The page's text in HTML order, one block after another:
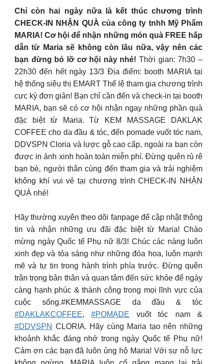
Chỉ còn hai ngày nữa là kết thúc chương trình
CHECK-IN NHẬN QUÀ của công ty tnhh Mỹ Phẩm
MARIA! Cơ hội để nhận những món quà FREE hấp
dẫn từ Maria sẽ không còn lâu nữa, vậy nên các
bạn đừng bỏ lỡ cơ hội này nhé! Thời gian: 7h30 –
22h30 đến hết ngày 13/3 Địa điểm: booth MARIA tại
hệ thống siêu thị EMART Thể lệ tham gia chương trình
cực kỳ đơn giản! Bạn chỉ cần đến và check-in tại booth
MARIA, bạn sẽ có cơ hội nhận ngay những phần quà
đặc biệt từ Maria. Từ KEM MASSAGE DAKLAK
COFFEE cho da đầu & tóc, đến pomade vuốt tóc nam,
DDVSPN Cloria và lược gỗ cao cấp, ngoài ra bạn còn
được in ảnh xinh hoàn toàn miễn phí. Đừng quên rủ rê
bạn bè, người thân cùng đến tham gia và trải nghiệm
không khí vui vẻ tại chương trình CHECK-IN NHẬN
QUÀ nhé!
Hãy thường xuyên theo dõi fanpage để cập nhật thông
tin và nhận những ưu đãi đặc biệt từ Maria! Chào
mừng ngày Quốc tế Phụ nữ 8/3! Chúc các nàng luôn
xinh đẹp và tỏa sáng như những đóa hoa, luôn mạnh
mẽ và tự tin trong hành trình phía trước. Đừng quên
trân trọng bản thân và quan tâm đến sức khỏe để ngày
càng hạnh phúc & thành công trong mọi lĩnh vực của
cuộc sống.#KEMMASSAGE da đầu & tóc
#DAKLAKCOFFEE,#POMADE vuốt tóc nam &
#DDVSPN CLORIA. Hãy cùng Maria tạo nên những
khoảnh khắc đáng nhớ trong ngày Quốc tế Phụ nữ!
Cảm ơn các bạn đã luôn ủng hộ Maria! Với sự nỗ lực